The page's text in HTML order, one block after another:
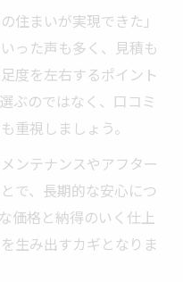
住まいが実現できた」
った声も多く、見積も
度を左右するポイント
ぶのではなく、口コミ
重視しましょう。
ンテナンスやアフター
で、長期的な安心につ
価格と納得のいく仕上
生み出すカギとなりま